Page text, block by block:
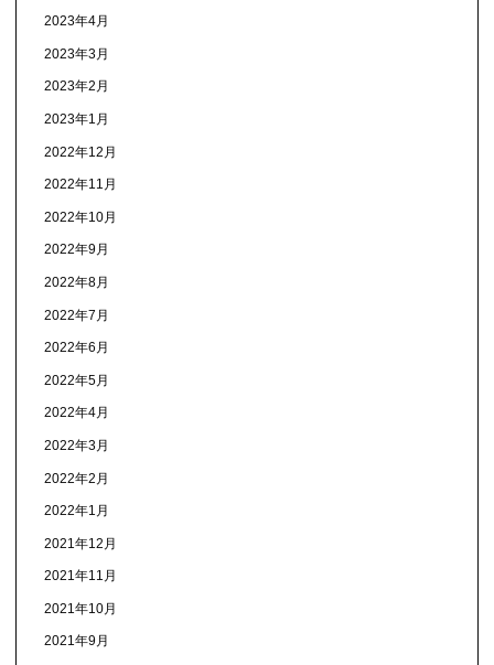
2023年4月
2023年3月
2023年2月
2023年1月
2022年12月
2022年11月
2022年10月
2022年9月
2022年8月
2022年7月
2022年6月
2022年5月
2022年4月
2022年3月
2022年2月
2022年1月
2021年12月
2021年11月
2021年10月
2021年9月